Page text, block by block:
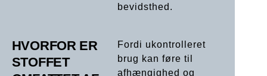
bevidsthed.
HVORFOR ER
STOFFET
Fordi ukontrolleret
brug kan føre til
afhængighed og